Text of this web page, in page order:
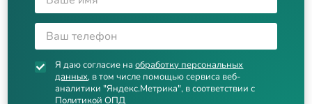
Я даю согласие наобработку персональных
данных, в том числе помощью сервиса веб-
аналитики "Яндекс.Метрика", в соответствии с
Политикой ОПД